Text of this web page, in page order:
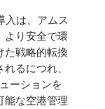
入は、アムス
より安全で環
た戦略的転換
るにつれ、
ーションを
能な空港管理